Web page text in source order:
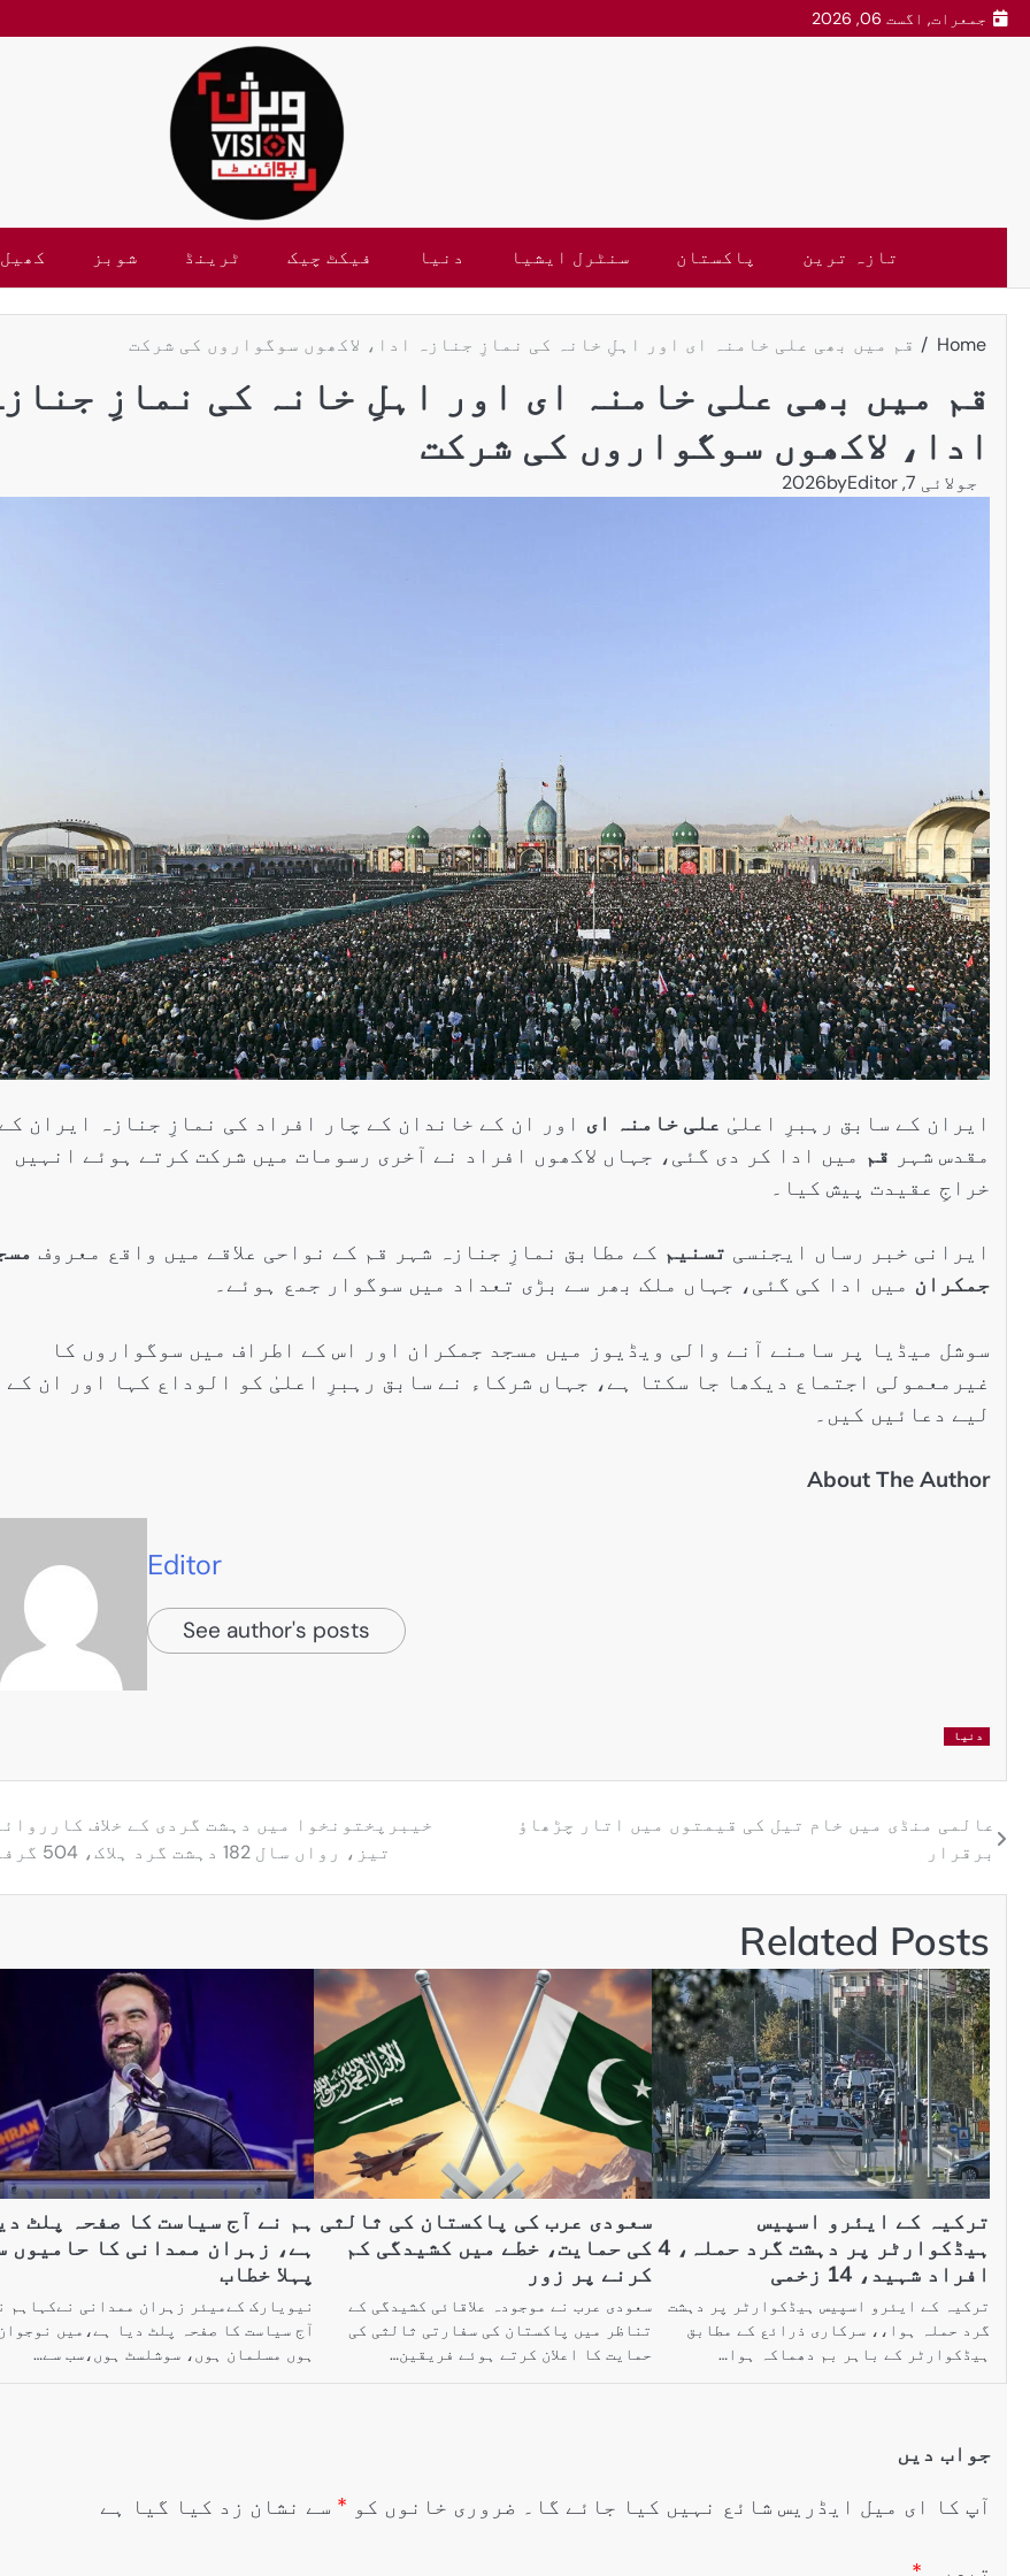
جمعرات, اگست 06, 2026
تازہ ترین پاکستان سنٹرل ایشیا دنیا فیکٹ چیک ٹرینڈ شوبز کھیل
Home قم میں بھی علی خامنہ ای اور اہلِ خانہ کی نمازِ جنازہ ادا، لاکھوں سوگواروں کی شرکت
قم میں بھی علی خامنہ ای اور اہلِ خانہ کی نمازِ
ادا، لاکھوں سوگواروں کی شرکت
جولائی 7, 2026 byEditor
ایران کے سابق رہبرِ اعلیٰ علی خامنہ ای اور ان کے خاندان کے چار افراد کی نمازِ جنازہ ایران کے
مقدس شہر قم میں ادا کر دی گئی، جہاں لاکھوں افراد نے آخری رسومات میں شرکت کرتے ہوئے انہیں
خراجِ عقیدت پیش کیا۔
ایرانی خبر رساں ایجنسی تسنیم کے مطابق نمازِ جنازہ شہر قم کے نواحی علاقے میں واقع معروف
جمکران میں ادا کی گئی، جہاں ملک بھر سے بڑی تعداد میں سوگوار جمع ہوئے۔
سوشل میڈیا پر سامنے آنے والی ویڈیوز میں مسجد جمکران اور اس کے اطراف میں سوگواروں کا
غیرمعمولی اجتماع دیکھا جا سکتا ہے، جہاں شرکاء نے سابق رہبرِ اعلیٰ کو الوداع کہا اور ان کے
لیے دعائیں کیں۔
About The Author
Editor
See author's posts
دنیا
عالمی منڈی میں خام تیل کی قیمتوں میں اتار چڑھاؤ
برقرار
خیبرپختونخوا میں دہشت گردی کے خلاف
تیز، رواں سال 182 دہشت گرد ہلاک، 504 گرفتار
Related Posts
ترکیہ کے ایئرو اسپیس
ہیڈکوارٹر پر دہشت گرد حملہ، 4
افراد شہید، 14 زخمی
ترکیہ کے ایئرو اسپیس ہیڈکوارٹر پر دہشت
گرد حملہ ہوا،، سرکاری ذرائع کے مطابق
ہیڈکوارٹر کے باہر بم دھماکہ ہوا…
سعودی عرب کی پاکستان کی ثالثی
کی حمایت، خطے میں کشیدگی کم
کرنے پر زور
سعودی عرب نے موجودہ علاقائی کشیدگی کے
تناظر میں پاکستان کی سفارتی ثالثی کی
حمایت کا اعلان کرتے ہوئے فریقین…
ہم نے آج سیاست کا صفحہ پلٹ
ہے، زہران ممدانی کا حامیوں
پہلا خطاب
نیویارک کےمیئر زہران ممدانی نےکہاہم
آج سیاست کا صفحہ پلٹ دیا ہے،میں
ہوں مسلمان ہوں، سوشلسٹ ہوں،سب سے…
جواب دیں
آپ کا ای میل ایڈریس شائع نہیں کیا جائے گا۔ ضروری خانوں کو * سے نشان زد کیا گیا ہے
اورعلاقائی روابط بڑھانے
اتفاق
Editor جولائی 25, 2026